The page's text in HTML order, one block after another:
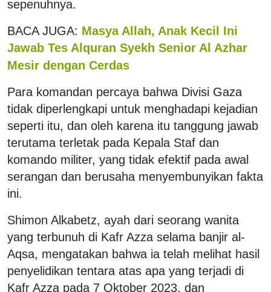
sepenuhnya.
BACA JUGA: Masya Allah, Anak Kecil Ini
Jawab Tes Alquran Syekh Senior Al Azhar
Mesir dengan Cerdas
Para komandan percaya bahwa Divisi Gaza
tidak diperlengkapi untuk menghadapi kejadian
seperti itu, dan oleh karena itu tanggung jawab
terutama terletak pada Kepala Staf dan
komando militer, yang tidak efektif pada awal
serangan dan berusaha menyembunyikan fakta
ini.
Shimon Alkabetz, ayah dari seorang wanita
yang terbunuh di Kafr Azza selama banjir al-
Aqsa, mengatakan bahwa ia telah melihat hasil
penyelidikan tentara atas apa yang terjadi di
Kafr Azza pada 7 Oktober 2023, dan